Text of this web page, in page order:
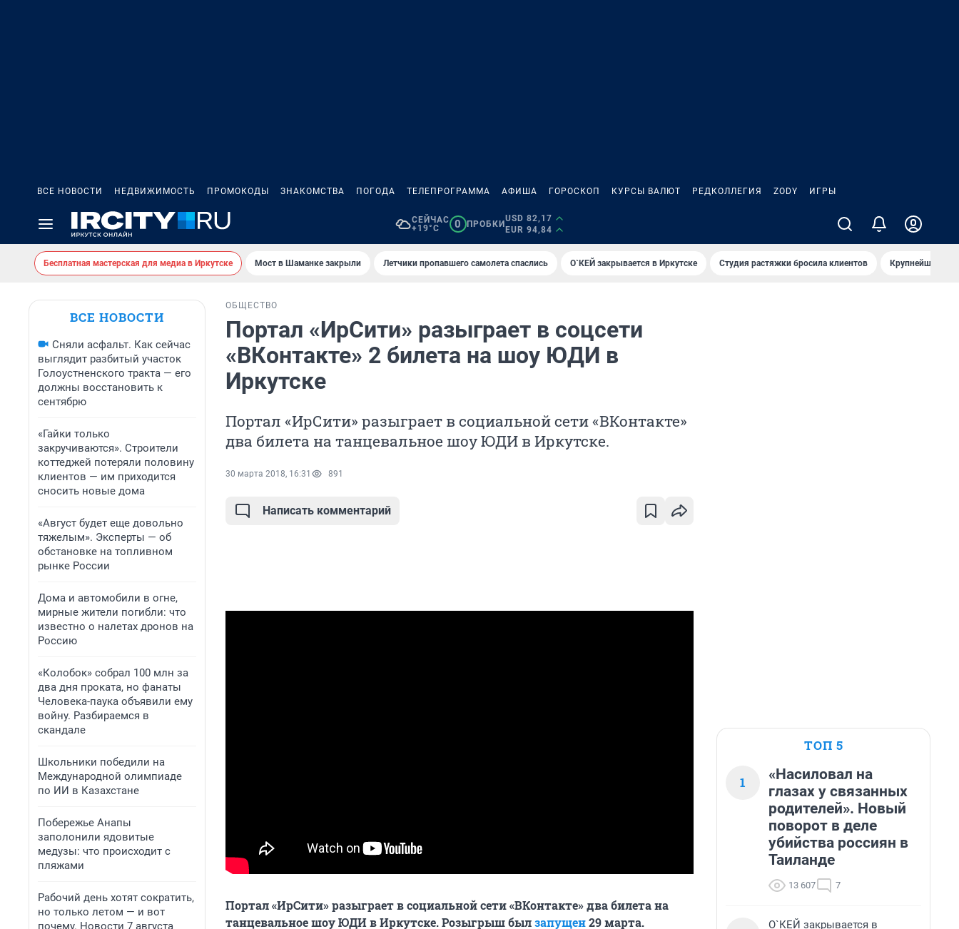
ВСЕ НОВОСТИ НЕДВИЖИМОСТЬ ПРОМОКОДЫ ЗНАКОМСТВА ПОГОДА ТЕЛЕПРОГРАММА АФИША ГОРОСКОП КУРСЫ ВАЛЮТ РЕДКОЛЛЕГИЯ ZODY ИГРЫ
СЕЙЧАС
+19°C
0 ПРОБКИ
USD 82,17
EUR 94,84
Бесплатная мастерская для медиа в Иркутске Мост в Шаманке закрыли Летчики пропавшего самолета спаслись О`КЕЙ закрывается в Иркутске Студия растяжки бросила клиентов Крупнейшие
ВСЕ НОВОСТИ
Сняли асфальт. Как сейчас
выглядит разбитый участок
Голоустненского тракта — его
должны восстановить к
сентябрю
«Гайки только
закручиваются». Строители
коттеджей потеряли половину
клиентов — им приходится
сносить новые дома
«Август будет еще довольно
тяжелым». Эксперты — об
обстановке на топливном
рынке России
Дома и автомобили в огне,
мирные жители погибли: что
известно о налетах дронов на
Россию
«Колобок» собрал 100 млн за
два дня проката, но фанаты
Человека-паука объявили ему
войну. Разбираемся в
скандале
Школьники победили на
Международной олимпиаде
по ИИ в Казахстане
Побережье Анапы
заполонили ядовитые
медузы: что происходит с
пляжами
Рабочий день хотят сократить,
но только летом — и вот
почему. Новости 7 августа
ОБЩЕСТВО
Портал «ИрСити» разыграет в соцсети
«ВКонтакте» 2 билета на шоу ЮДИ в
Иркутске
Портал «ИрСити» разыграет в социальной сети «ВКонтакте»
два билета на танцевальное шоу ЮДИ в Иркутске.
30 марта 2018, 16:31 891
Написать комментарий
Портал «ИрСити» разыграет в социальной сети «ВКонтакте» два билета на
танцевальное шоу ЮДИ в Иркутске. Розыгрыш былзапущен29 марта.
ТОП 5
1
«Насиловал на
глазах у связанных
родителей». Новый
поворот в деле
убийства россиян в
Таиланде
13 607 7
О`КЕЙ закрывается в